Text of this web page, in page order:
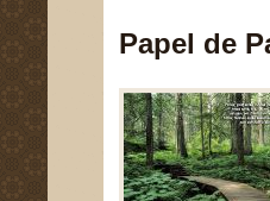
Papel de